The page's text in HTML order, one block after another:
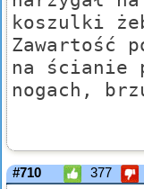
koszulki
Zawartość
na ścianie
nogach,
#710 377